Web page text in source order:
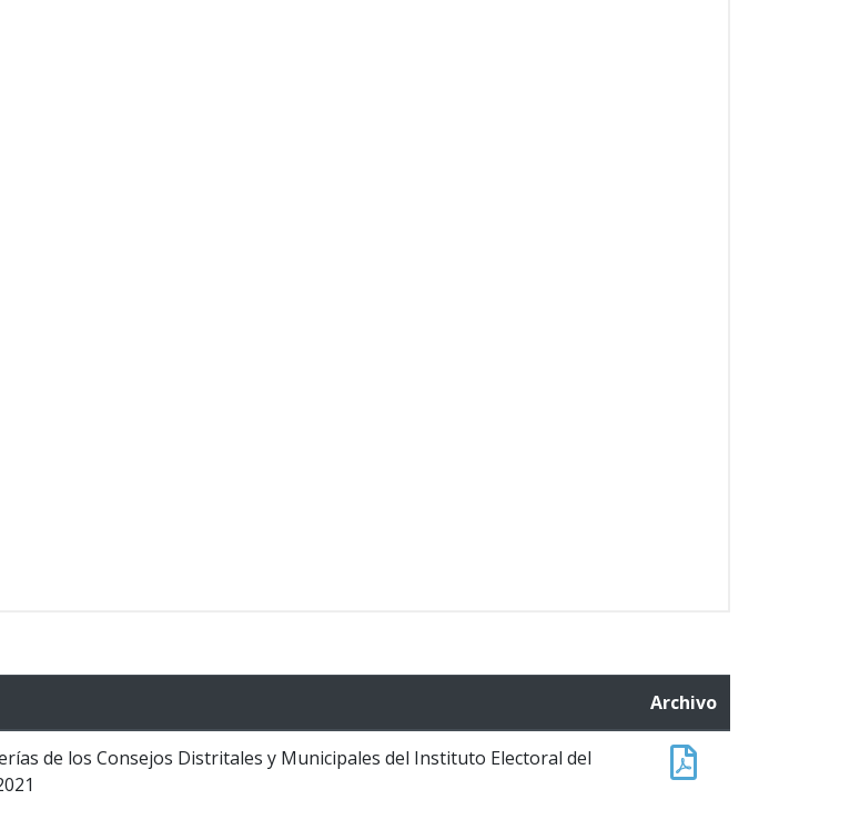
Archivo
de los Consejos Distritales y Municipales del Instituto Electoral del